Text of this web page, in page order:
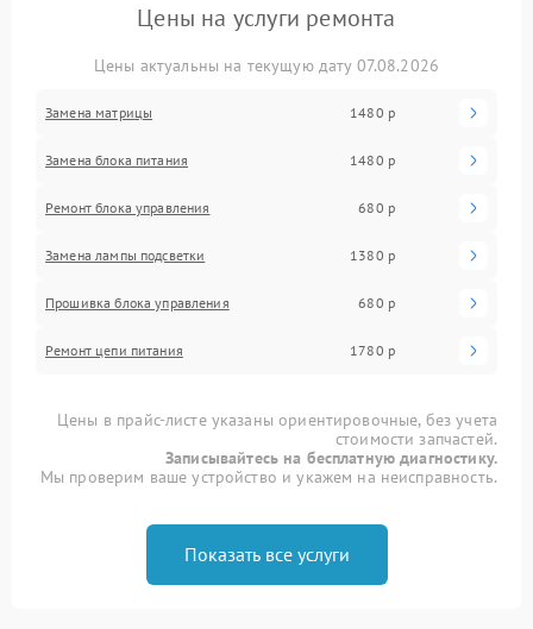
Цены на услуги ремонта
Цены актуальны на текущую дату 07.08.2026
Замена матрицы 1480 р
Замена блока питания 1480 р
Ремонт блока управления 680 р
Замена лампы подсветки 1380 р
Прошивка блока управления 680 р
Ремонт цепи питания 1780 р
Цены в прайс-листе указаны ориентировочные, без учета
стоимости запчастей.
Записывайтесь на бесплатную диагностику.
Мы проверим ваше устройство и укажем на неисправность.
Показать все услуги